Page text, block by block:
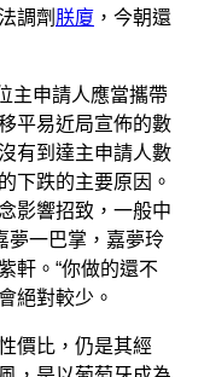
調劑 朕廈 ，今朝還
申請人應當攜帶
平易近局宣佈的數
有到達主申請人數
下跌的主要原因。
影響招致，一般中
夢一巴掌，嘉夢玲
軒。“你做的還不
絕對較少。
價比，仍是其經